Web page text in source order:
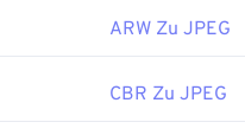
ARW Zu JPEG
CBR Zu JPEG